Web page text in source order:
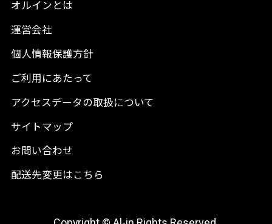
オルインとは
運営会社
個人情報保護方針
ご利用にあたって
アクセスデータの取扱について
サイトマップ
お問い合わせ
配送先変更はこちら